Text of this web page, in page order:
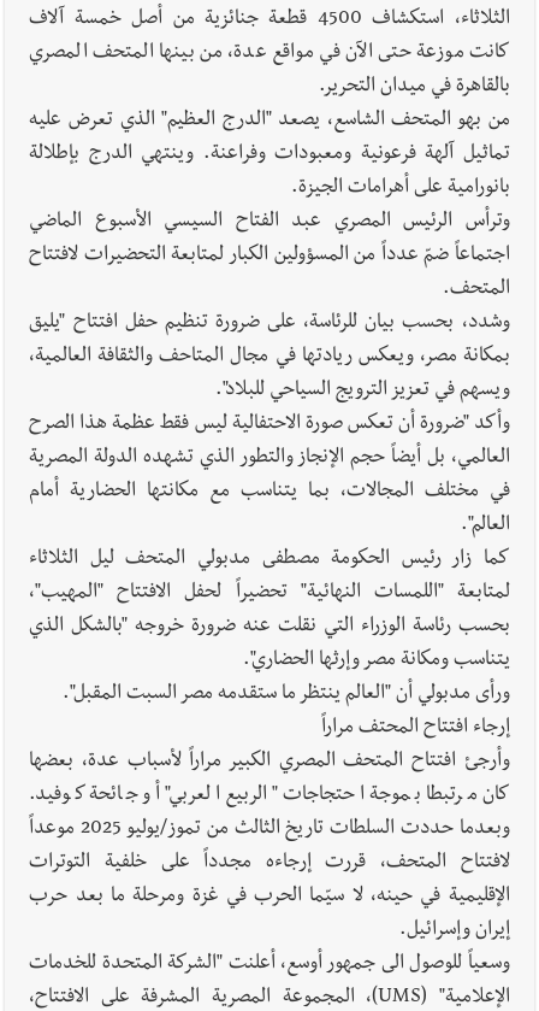
الثلاثاء، استكشاف 4500 قطعة جنائزية من أصل خمسة آلاف
كانت موزعة حتى الآن في مواقع عدة، من بينها المتحف المصري
بالقاهرة في ميدان التحرير.
من بهو المتحف الشاسع، يصعد "الدرج العظيم" الذي تعرض عليه
تماثيل آلهة فرعونية ومعبودات وفراعنة. وينتهي الدرج بإطلالة
بانورامية على أهرامات الجيزة.
وترأس الرئيس المصري عبد الفتاح السيسي الأسبوع الماضي
اجتماعاً ضمّ عدداً من المسؤولين الكبار لمتابعة التحضيرات لافتتاح
المتحف.
وشدد، بحسب بيان للرئاسة، على ضرورة تنظيم حفل افتتاح "يليق
بمكانة مصر، ويعكس ريادتها في مجال المتاحف والثقافة العالمية،
ويسهم في تعزيز الترويج السياحي للبلاد".
وأكد "ضرورة أن تعكس صورة الاحتفالية ليس فقط عظمة هذا الصرح
العالمي، بل أيضاً حجم الإنجاز والتطور الذي تشهده الدولة المصرية
في مختلف المجالات، بما يتناسب مع مكانتها الحضارية أمام
العالم".
كما زار رئيس الحكومة مصطفى مدبولي المتحف ليل الثلاثاء
لمتابعة "اللمسات النهائية" تحضيراً لحفل الافتتاح "المهيب"،
بحسب رئاسة الوزراء التي نقلت عنه ضرورة خروجه "بالشكل الذي
يتناسب ومكانة مصر وإرثها الحضاري".
ورأى مدبولي أن "العالم ينتظر ما ستقدمه مصر السبت المقبل".
إرجاء افتتاح المحتف مراراً
وأرجئ افتتاح المتحف المصري الكبير مراراً لأسباب عدة، بعضها
كان مرتبطا بموجة احتجاجات "الربيع العربي" أو جائحة كوفيد.
وبعدما حددت السلطات تاريخ الثالث من تموز/يوليو 2025 موعداً
لافتتاح المتحف، قررت إرجاءه مجدداً على خلفية التوترات
الإقليمية في حينه، لا سيّما الحرب في غزة ومرحلة ما بعد حرب
إيران وإسرائيل.
وسعياً للوصول الى جمهور أوسع، أعلنت "الشركة المتحدة للخدمات
الإعلامية" (UMS)، المجموعة المصرية المشرفة على الافتتاح،